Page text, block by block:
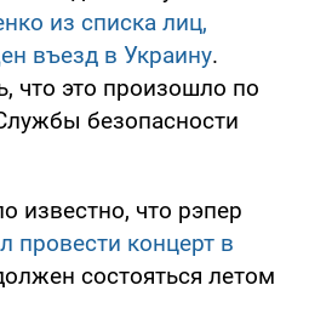
из списка лиц,
въезд в Украину.
что это произошло по
безопасности
известно, что рэпер
провести концерт в
состояться летом